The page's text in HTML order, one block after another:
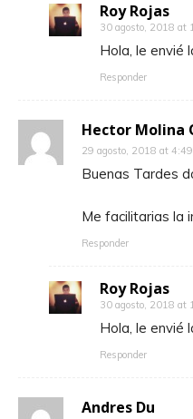
Roy Rojas
30 agosto, 2018 at
Hola, le envié
Responder
Hector Molina
29 agosto, 2018 at
Buenas Tardes
Me facilitarias la
Responder
Roy Rojas
30 agosto, 2018 at
Hola, le envié
Responder
Andres Du